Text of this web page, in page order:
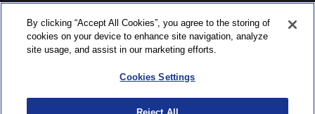
〒435-0015 静岡県浜松市中央区子安町311-3
By clicking “Accept All Cookies”, you agree to the storing of
cookies on your device to enhance site navigation, analyze
site usage, and assist in our marketing efforts.
Cookies Settings